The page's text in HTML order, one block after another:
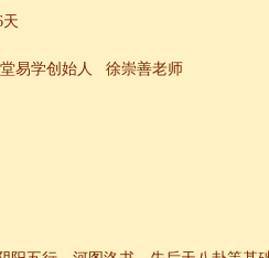
易学创始人 徐崇善老师